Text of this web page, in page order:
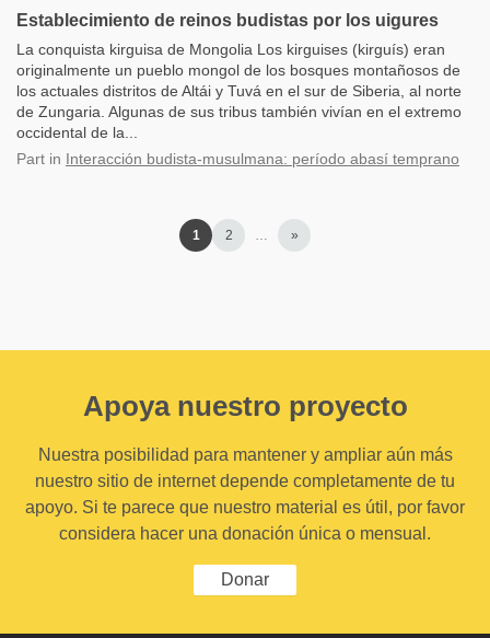
Establecimiento de reinos budistas por los uigures
La conquista kirguisa de Mongolia Los kirguises (kirguís) eran
originalmente un pueblo mongol de los bosques montañosos de
los actuales distritos de Altái y Tuvá en el sur de Siberia, al norte
de Zungaria. Algunas de sus tribus también vivían en el extremo
occidental de la...
Part in Interacción budista-musulmana: período abasí temprano
1 2 … »
Apoya nuestro proyecto
Nuestra posibilidad para mantener y ampliar aún más
nuestro sitio de internet depende completamente de tu
apoyo. Si te parece que nuestro material es útil, por favor
considera hacer una donación única o mensual.
Donar